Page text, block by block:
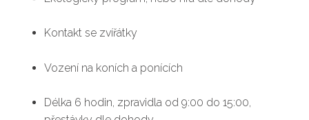
Kontakt se zvířátky
Vození na koních a ponících
Délka 6 hodin, zpravidla od 9:00 do 15:00,